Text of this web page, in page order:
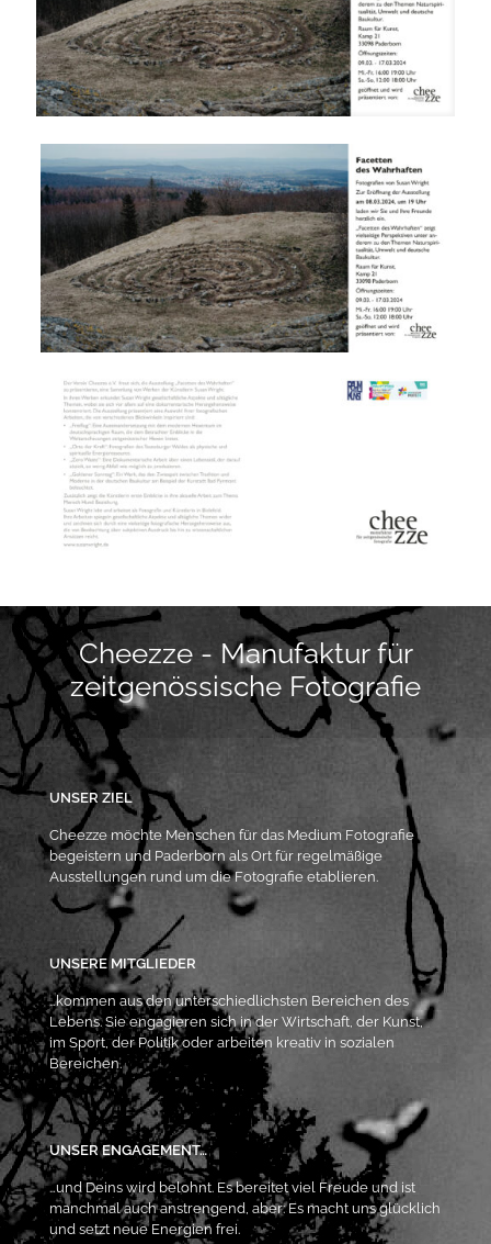
Cheezze - Manufaktur für
zeitgenössische Fotografie
UNSER ZIEL
Cheezze möchte Menschen für das Medium Fotografie
begeistern und Paderborn als Ort für regelmäßige
Ausstellungen rund um die Fotografie etablieren.
UNSERE MITGLIEDER
…kommen aus den unterschiedlichsten Bereichen des
Lebens. Sie engagieren sich in der Wirtschaft, der Kunst,
im Sport, der Politik oder arbeiten kreativ in sozialen
Bereichen.
UNSER ENGAGEMENT…
…und Deins wird belohnt. Es bereitet viel Freude und ist
manchmal auch anstrengend, aber: Es macht uns glücklich
und setzt neue Energien frei.